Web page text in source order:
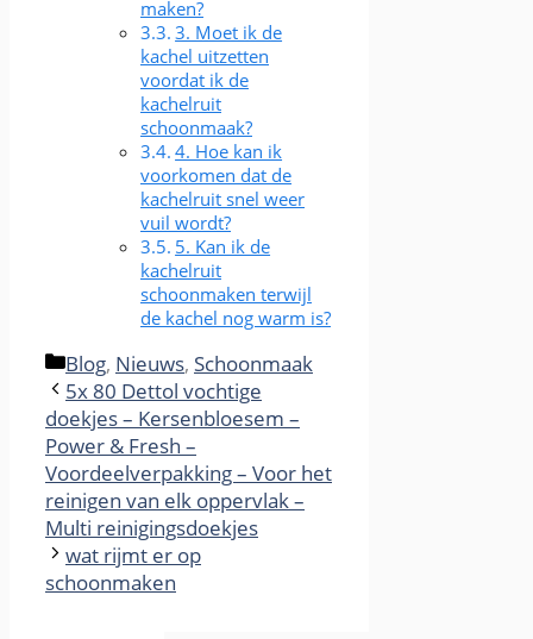
maken?
3. Moet ik de
kachel uitzetten
voordat ik de
kachelruit
schoonmaak?
4. Hoe kan ik
voorkomen dat de
kachelruit snel weer
vuil wordt?
5. Kan ik de
kachelruit
schoonmaken terwijl
de kachel nog warm is?
Categories
Blog, Nieuws, Schoonmaak
5x 80 Dettol vochtige
doekjes – Kersenbloesem –
Power & Fresh –
Voordeelverpakking – Voor het
reinigen van elk oppervlak –
Multi reinigingsdoekjes
wat rijmt er op
schoonmaken